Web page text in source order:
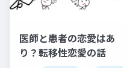
医師と患者の恋愛はあ
り？転移性恋愛の話